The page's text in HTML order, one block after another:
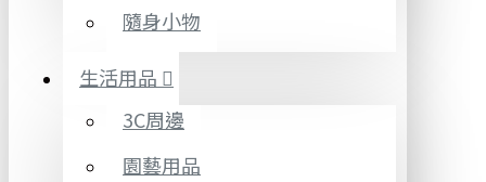
隨身小物
生活用品
3C周邊
園藝用品